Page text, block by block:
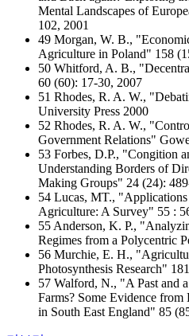
Mental Landscapes of
102, 2001
49 Morgan, W. B.,
Agriculture in Poland" 158
50 Whitford, A. B.,
60 (60): 17-30, 2007
51 Rhodes, R. A. W.,
University Press 2000
52 Rhodes, R. A. W.,
Government Relations"
53 Forbes, D.P., "Congition
Understanding Borders of
Making Groups" 24 (24):
54 Lucas, MT.,
Agriculture: A Survey" 55 :
55 Anderson, K. P.,
Regimes from a Polycentric
56 Murchie, E. H.,
Photosynthesis Research"
57 Walford, N., "A Past and
Farms? Some Evidence
in South East England" 85